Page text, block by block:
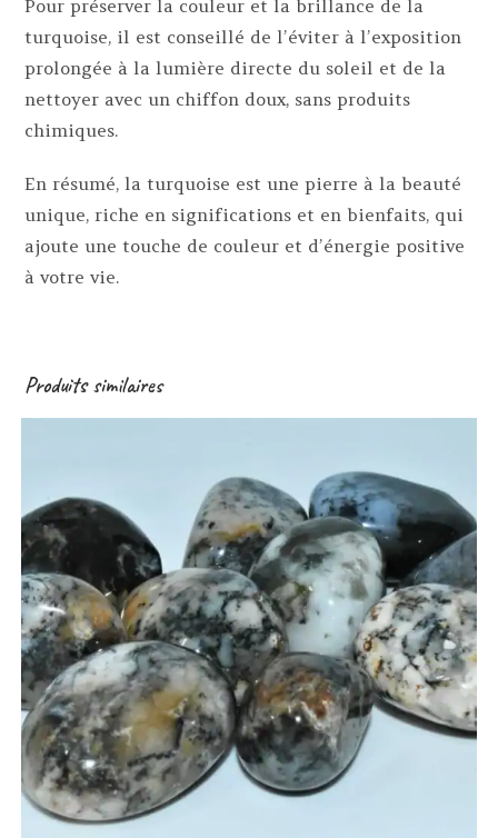
Pour préserver la couleur et la brillance de la
turquoise, il est conseillé de l’éviter à l’exposition
prolongée à la lumière directe du soleil et de la
nettoyer avec un chiffon doux, sans produits
chimiques.
En résumé, la turquoise est une pierre à la beauté
unique, riche en significations et en bienfaits, qui
ajoute une touche de couleur et d’énergie positive
à votre vie.
Produits similaires